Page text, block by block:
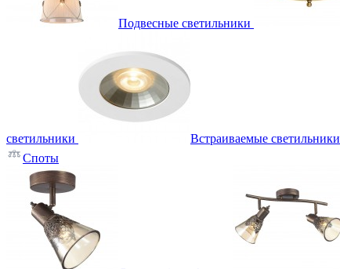
Подвесные светильники
светильники Встраиваемые светильники
Споты